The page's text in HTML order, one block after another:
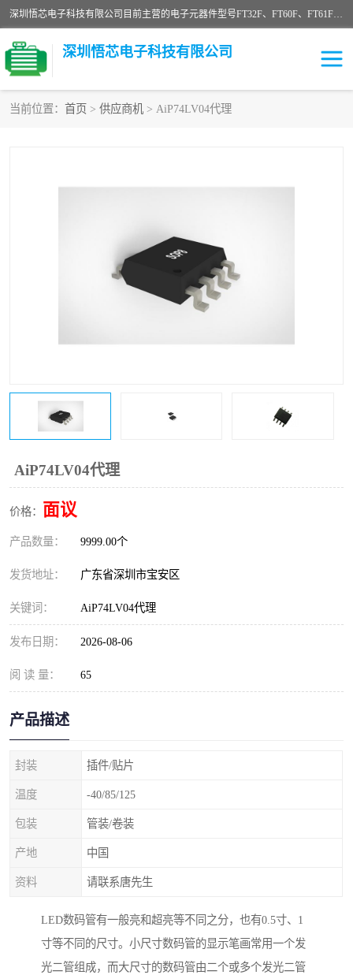
深圳悟芯电子科技有限公司目前主营的电子元器件型号FT32F、FT60F、FT61F、FT62F、FT64F、FT61FC、MCU EEPROM MOS LDO 稳压管 触摸IC DC-DC AC-DC 协议IC等，广泛应用于LED射灯、LED日光灯、等诸多领域。
深圳悟芯电子科技有限公司
当前位置： 首页 > 供应商机 > AiP74LV04代理
AiP74LV04代理
价格： 面议
产品数量： 9999.00个
发货地址： 广东省深圳市宝安区
关键词： AiP74LV04代理
发布日期： 2026-08-06
阅 读 量： 65
产品描述
封装 插件/贴片
温度 -40/85/125
包装 管装/卷装
产地 中国
资料 请联系唐先生
LED数码管有一般亮和超亮等不同之分，也有0.5寸、1
寸等不同的尺寸。小尺寸数码管的显示笔画常用一个发
光二管组成，而大尺寸的数码管由二个或多个发光二管
FT61F
FT64F
FT61F022
FT61F021